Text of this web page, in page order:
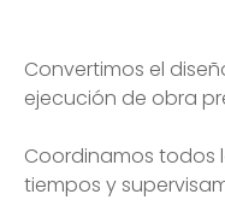
Convertimos el
ejecución de obra
Coordinamos todos
tiempos y